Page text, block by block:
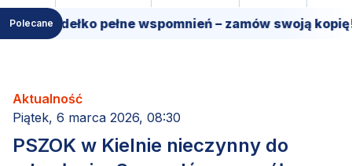
Polecane
pudełko pełne wspomnień – zamów swoją kopię!
Aktualność
Piątek, 6 marca 2026, 08:30
PSZOK w Kielnie nieczynny do